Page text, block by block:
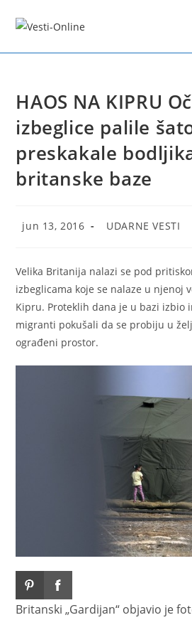
HAOS NA KIPRU
izbeglice palile
preskakale
britanske baze
Post
published:
jun 13, 2016
Post
UDARNE VESTI
Velika Britanija nalazi se pod
izbeglicama koje se nalaze u njenoj
Kipru. Proteklih dana je u bazi izbio
migranti pokušali da se probiju u
ograđeni prostor.
Britanski „Gardijan“ objavio je